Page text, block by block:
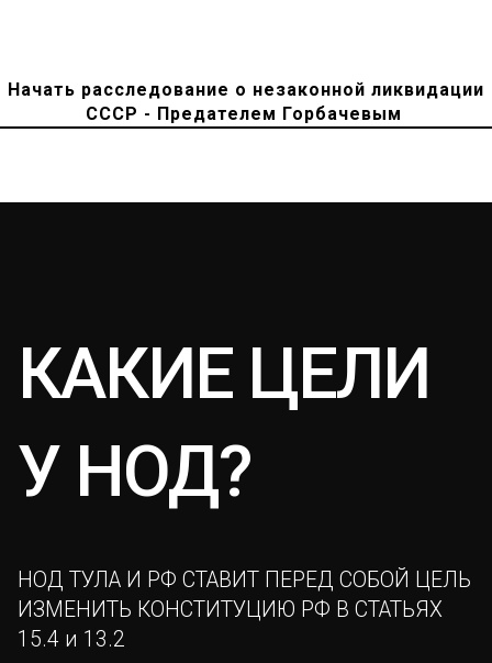
Начать расследование о незаконной ликвидации
СССР - Предателем Горбачевым
КАКИЕ ЦЕЛИ
У НОД?
НОД ТУЛА И РФ СТАВИТ ПЕРЕД СОБОЙ ЦЕЛЬ
ИЗМЕНИТЬ КОНСТИТУЦИЮ РФ В СТАТЬЯХ
15.4 и 13.2